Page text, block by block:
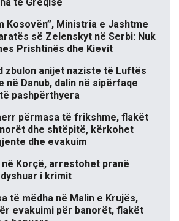
Kosovën”, Ministria e Jashtme
së Zelenskyt në Serbi: Nuk
Prishtinës dhe Kievit
zbulon anijet naziste të Luftës
në Danub, dalin në sipërfaqe
pashpërthyera
përmasa të frikshme, flakët
dhe shtëpitë, kërkohet
dhe evakuim
Korçë, arrestohet pranë
i krimit
të mëdha në Malin e Krujës,
evakuimi për banorët, flakët